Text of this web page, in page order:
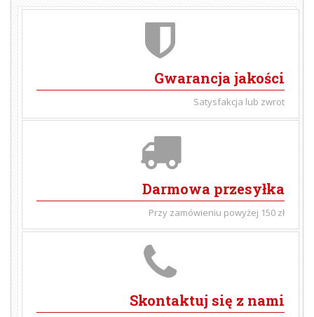
Gwarancja jakości
Satysfakcja lub zwrot
Darmowa przesyłka
Przy zamówieniu powyżej 150 zł
Skontaktuj się z nami